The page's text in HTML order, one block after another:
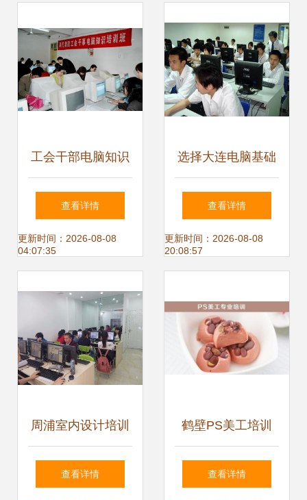
工会干部电脑知识
培训 赋能新时代工
会工作
查看详情
更新时间：2026-08-08
04:07:35
选择大连电脑基础
培训班的实用指南
查看详情
更新时间：2026-08-08
20:08:57
周浦室内设计培训
解锁办公、网页与
查看详情
鹤壁PS美工培训
蓝天电脑培训学校
查看详情